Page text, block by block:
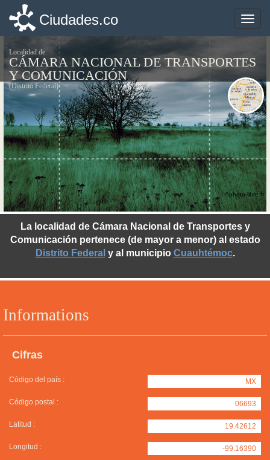
Toggle
Ciudades.co
Localidad de
CÁMARA NACIONAL DE TRANSPORTES
Y COMUNICACIÓN
(Distrito Federal)
Informations
Cifras
Código del país : MX
Código postal : 06693
Latitud : 19.42612
Longitud : -99.16390
La localidad de Cámara Nacional de Transportes y
Comunicación pertenece (de mayor a menor) al estado
Distrito Federal y al municipio Cuauhtémoc.
©photo-libre.fr
Toggle
Ciudades.co